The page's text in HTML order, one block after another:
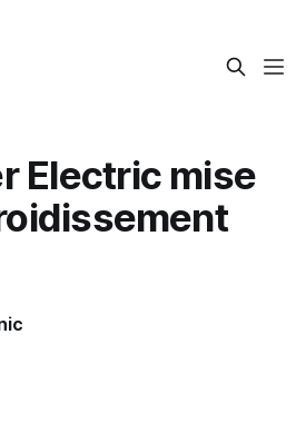
Electric mise